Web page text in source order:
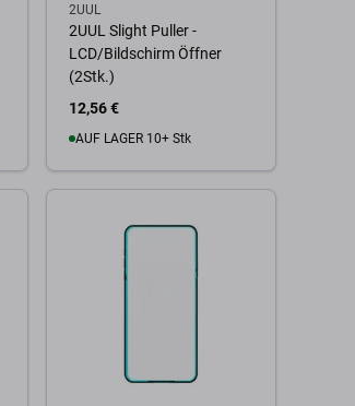
2UUL
2UUL Slight Puller -
LCD/Bildschirm Öffner
(2Stk.)
12,56 €
AUF LAGER 10+ Stk